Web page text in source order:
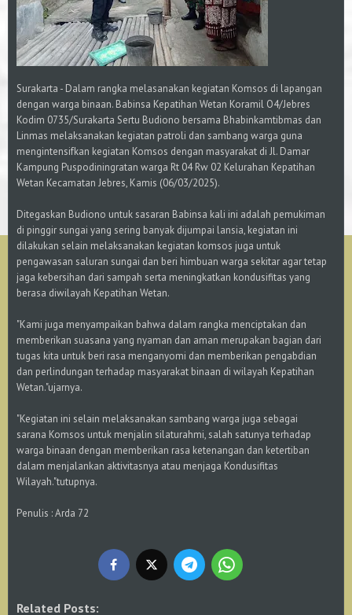
Surakarta - Dalam rangka melasanakan kegiatan Komsos di lapangan
dengan warga binaan. Babinsa Kepatihan Wetan Koramil O4/Jebres
Kodim 0735/Surakarta Sertu Budiono bersama Bhabinkamtibmas dan
Linmas melaksanakan kegiatan patroli dan sambang warga guna
mengintensifkan kegiatan Komsos dengan masyarakat di Jl. Damar
Kampung Puspodiningratan warga Rt 04 Rw 02 Kelurahan Kepatihan
Wetan Kecamatan Jebres, Kamis (06/03/2025).
Ditegaskan Budiono untuk sasaran Babinsa kali ini adalah pemukiman
di pinggir sungai yang sering banyak dijumpai lansia, kegiatan ini
dilakukan selain melaksanakan kegiatan komsos juga untuk
pengawasan saluran sungai dan beri himbuan warga sekitar agar tetap
jaga kebersihan dari sampah serta meningkatkan kondusifitas yang
berasa diwilayah Kepatihan Wetan.
"Kami juga menyampaikan bahwa dalam rangka menciptakan dan
memberikan suasana yang nyaman dan aman merupakan bagian dari
tugas kita untuk beri rasa menganyomi dan memberikan pengabdian
dan perlindungan terhadap masyarakat binaan di wilayah Kepatihan
Wetan."ujarnya.
"Kegiatan ini selain melaksanakan sambang warga juga sebagai
sarana Komsos untuk menjalin silaturahmi, salah satunya terhadap
warga binaan dengan memberikan rasa ketenangan dan ketertiban
dalam menjalankan aktivitasnya atau menjaga Kondusifitas
Wilayah."tutupnya.
Penulis : Arda 72
Related Posts: